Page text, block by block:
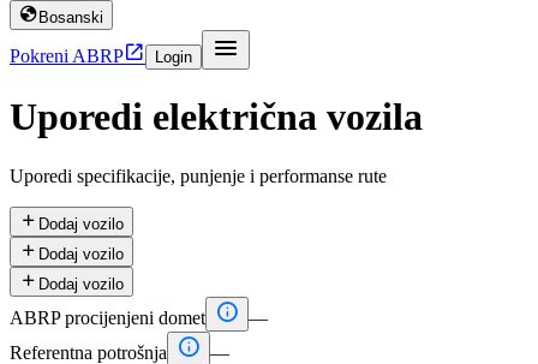
 Bosanski
Pokreni ABRP Login 
Uporedi električna vozila
Uporedi specifikacije, punjenje i performanse rute
 Dodaj vozilo
 Dodaj vozilo
 Dodaj vozilo
ABRP procijenjeni domet  —
Referentna potrošnja
 —